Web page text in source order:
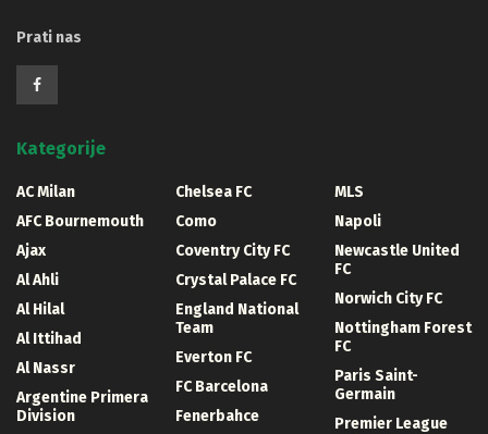
Prati nas
Kategorije
AC Milan
AFC Bournemouth
Ajax
Al Ahli
Al Hilal
Al Ittihad
Al Nassr
Argentine Primera
Division
Chelsea FC
Como
Coventry City FC
Crystal Palace FC
England National
Team
Everton FC
FC Barcelona
Fenerbahce
MLS
Napoli
Newcastle United
FC
Norwich City FC
Nottingham Forest
FC
Paris Saint-
Germain
Premier League